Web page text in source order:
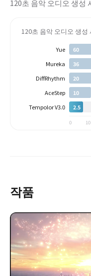
120초 음악 오디오 생성
120초 음악 오디오 생성
Yue 60
Mureka 36
DiffRhythm 20
AceStep 10
Tempolor V3.0 2.5
0 10
작품